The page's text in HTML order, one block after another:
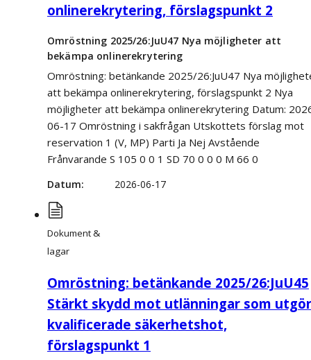
onlinerekrytering, förslagspunkt 2
Omröstning 2025/26:JuU47 Nya möjligheter att
bekämpa onlinerekrytering
Omröstning: betänkande 2025/26:JuU47 Nya
att bekämpa onlinerekrytering, förslagspunkt 2 Nya
möjligheter att bekämpa onlinerekrytering Datum:
06-17 Omröstning i sakfrågan Utskottets förslag mot
reservation 1 (V, MP) Parti Ja Nej Avstående
Frånvarande S 105 0 0 1 SD 70 0 0 0 M 66 0
Datum 2026-06-17
Dokument &
lagar
Omröstning: betänkande 2025/26:JuU45
Stärkt skydd mot utlänningar som utgör
kvalificerade säkerhetshot,
förslagspunkt 1